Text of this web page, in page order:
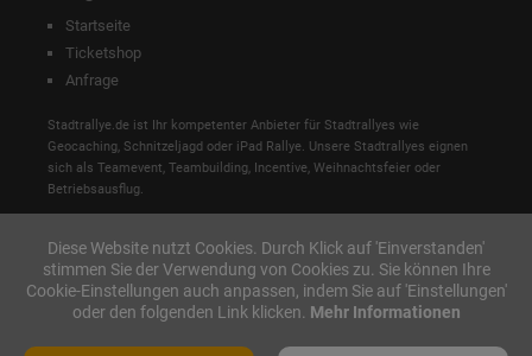
Startseite
Ticketshop
Anfrage
Stadtrallye.de ist Ihr kompetenter Anbieter für Stadtrallyes wie
Geocaching, Schnitzeljagd oder iPad Rallye. Unsere Stadtrallyes eignen
sich als Teamevent, Teambuilding, Incentive, Weihnachtsfeier oder
Betriebsausflug.
Diese Website nutzt Cookies. Durch Klick auf 'Einverstanden'
stimmen Sie der Verwendung von Cookies zu. Sie können Ihre
Cookie-Einstellungen auch anpassen, indem Sie auf 'Einstellungen'
oder den folgenden Link klicken. Mehr Informationen